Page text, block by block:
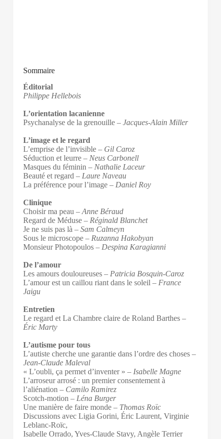
Sommaire
Éditorial
Philippe Hellebois
L’orientation lacanienne
Psychanalyse de la grenouille – Jacques-Alain Miller
L’image et le regard
L’emprise de l’invisible – Gil Caroz
Séduction et leurre – Neus Carbonell
Masques du féminin – Nathalie Laceur
Beauté et regard – Laure Naveau
La préférence pour l’image – Daniel Roy
Clinique
Choisir ma peau – Anne Béraud
Regard de Méduse – Réginald Blanchet
Je ne suis pas là – Sam Calmeyn
Sous le microscope – Ruzanna Hakobyan
Monsieur Photopoulos – Despina Karagianni
De l’amour
Les amours douloureuses – Patricia Bosquin-Caroz
L’amour est un caillou riant dans le soleil – France
Jaigu
Entretien
Le regard et La Chambre claire de Roland Barthes –
Éric Marty
L’autisme pour tous
L’autiste cherche une garantie dans l’ordre des choses –
Jean-Claude Maleval
« L’oubli, ça permet d’inventer » –Isabelle Magne
L’arroseur arrosé : un premier consentement à
l’aliénation – Camilo Ramirez
Scotch-motion – Léna Burger
Une manière de faire monde – Thomas Roïc
Discussions avec Ligia Gorini, Éric Laurent, Virginie
Leblanc-Roïc,
Isabelle Orrado, Yves-Claude Stavy, Angèle Terrier